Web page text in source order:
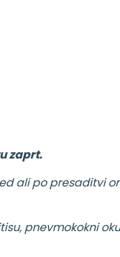
zaprt.
ali po presaditvi
pnevmokokni